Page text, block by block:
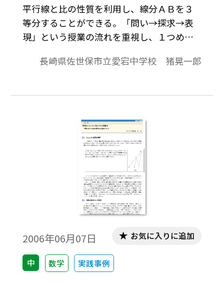
平行線と比の性質を利用し、線分ＡＢを３
等分することができる。「問い→探求→表
現」という授業の流れを重視し、１つめの
を保障し、２つめ、３つめの課題で中間
もに、全員の学習参加を保障する。
長崎県佐世保市立愛宕中学校 猪晃一郎
2006年06月07日
中 数学 実践事例
お気に入りに追加